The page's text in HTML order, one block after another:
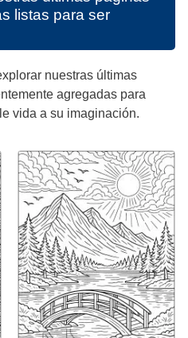
listas para ser
nuestras últimas
agregadas para
vida a su imaginación.